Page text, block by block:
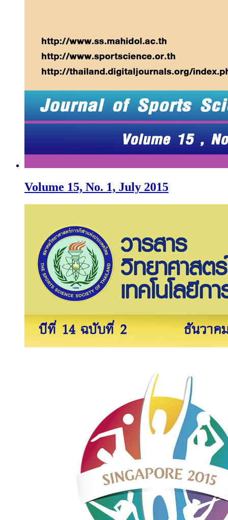
Volume 15, No. 1, July 2015